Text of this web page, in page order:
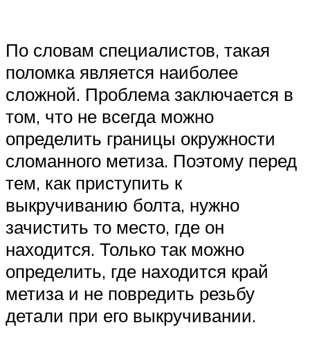
По словам специалистов, такая
поломка является наиболее
сложной. Проблема заключается в
том, что не всегда можно
определить границы окружности
сломанного метиза. Поэтому перед
тем, как приступить к
выкручиванию болта, нужно
зачистить то место, где он
находится. Только так можно
определить, где находится край
метиза и не повредить резьбу
детали при его выкручивании.